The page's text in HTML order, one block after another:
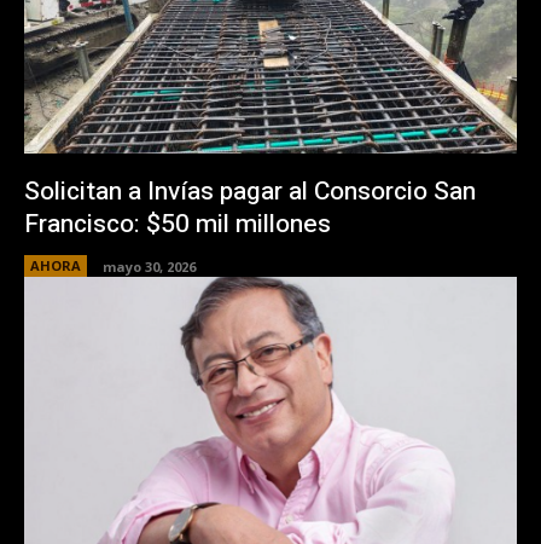
Solicitan a Invías pagar al Consorcio San
Francisco: $50 mil millones
AHORA mayo 30, 2026